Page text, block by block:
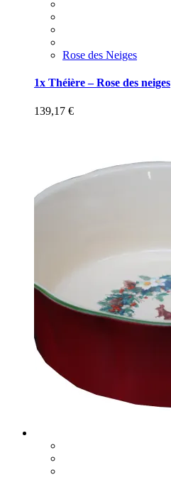
Rose des Neiges
1x Théière – Rose des neiges
139,17 €